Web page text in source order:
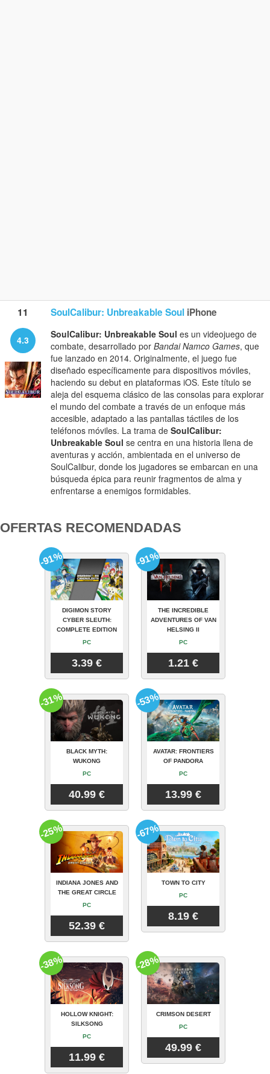
11 SoulCalibur: Unbreakable Soul iPhone
4.3 SoulCalibur: Unbreakable Soul es un videojuego de
combate, desarrollado por Bandai Namco Games, que
fue lanzado en 2014. Originalmente, el juego fue
diseñado específicamente para dispositivos móviles,
haciendo su debut en plataformas iOS. Este título se
aleja del esquema clásico de las consolas para explorar
el mundo del combate a través de un enfoque más
accesible, adaptado a las pantallas táctiles de los
teléfonos móviles. La trama de SoulCalibur:
Unbreakable Soul se centra en una historia llena de
aventuras y acción, ambientada en el universo de
SoulCalibur, donde los jugadores se embarcan en una
búsqueda épica para reunir fragmentos de alma y
enfrentarse a enemigos formidables.
OFERTAS RECOMENDADAS
DIGIMON STORY
CYBER SLEUTH:
COMPLETE EDITION
PC
3.39 €
-91%
THE INCREDIBLE
ADVENTURES OF VAN
HELSING II
PC
1.21 €
-91%
BLACK MYTH:
WUKONG
PC
40.99 €
-31%
AVATAR: FRONTIERS
OF PANDORA
PC
13.99 €
-53%
INDIANA JONES AND
THE GREAT CIRCLE
PC
52.39 €
-25%
TOWN TO CITY
PC
8.19 €
-67%
HOLLOW KNIGHT:
SILKSONG
PC
11.99 €
-38%
CRIMSON DESERT
PC
49.99 €
-28%